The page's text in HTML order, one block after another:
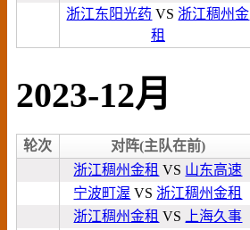
浙江东阳光药 VS 浙江稠州金
租
2023-12月
轮次 对阵(主队在前)
浙江稠州金租 VS 山东高速
宁波町渥 VS 浙江稠州金租
浙江稠州金租 VS 上海久事